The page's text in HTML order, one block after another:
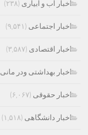
اخبار اب و ابیاری (۲۳۸)
اخبار اجتماعی (۹,۵۴۱)
اخبار اقتصادی (۳,۵۸۷)
اخبار بهداشتی ودر مانی
اخبار حقوقی (۶,۰۶۷)
اخبار دانشگاهی (۱,۵۱۸)